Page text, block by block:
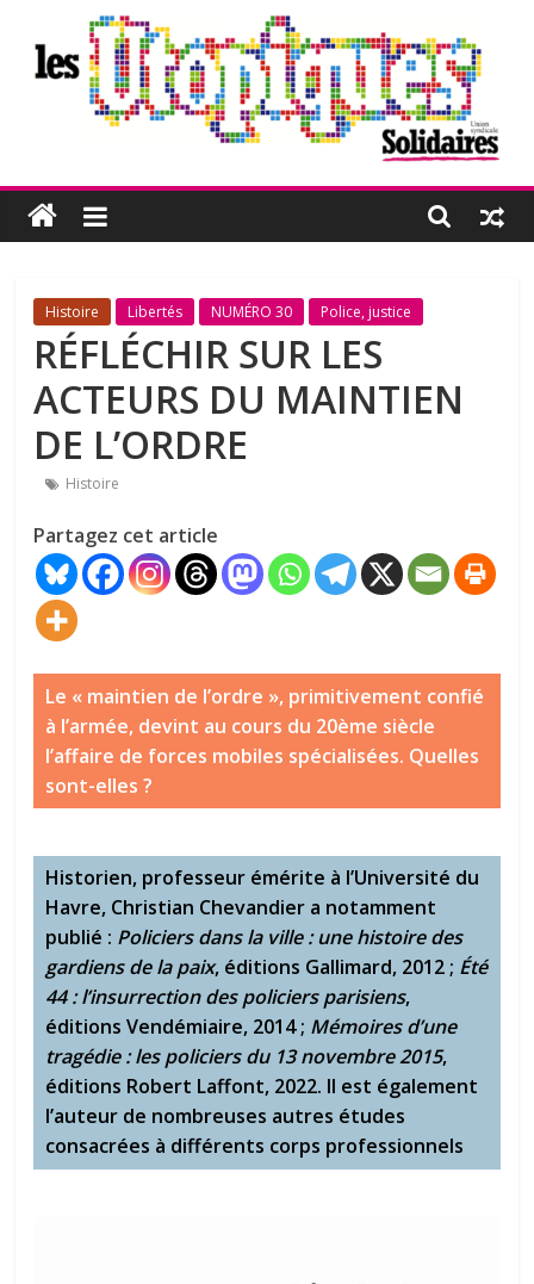
contenu
Les
Utopiques
Revue
réflexion
éditée
par
l'Union
syndicale
Histoire Libertés NUMÉRO 30 Police, justice
RÉFLÉCHIR SUR LES
ACTEURS DU MAINTIEN
DE L’ORDRE
Histoire
Partagez cet article
Le « maintien de l’ordre », primitivement confié
à l’armée, devint au cours du 20ème siècle
l’affaire de forces mobiles spécialisées. Quelles
sont-elles ?
Historien, professeur émérite à l’Université du
Havre, Christian Chevandier a notamment
publié : Policiers dans la ville : une histoire des
gardiens de la paix, éditions Gallimard, 2012 ; Été
44 : l’insurrection des policiers parisiens,
éditions Vendémiaire, 2014 ; Mémoires d’une
tragédie : les policiers du 13 novembre 2015,
éditions Robert Laffont, 2022. Il est également
l’auteur de nombreuses autres études
consacrées à différents corps professionnels